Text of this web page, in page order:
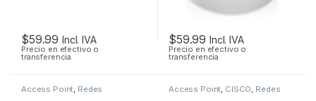
$59.99 Incl. IVA
Precio en efectivo o
transferencia
$59.99 Incl. IVA
Precio en efectivo o
transferencia
Access Point Redes Access Point CISCO Redes